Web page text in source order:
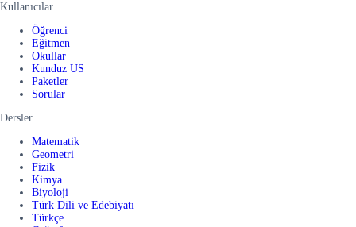
Kullanıcılar
Öğrenci
Eğitmen
Okullar
Kunduz US
Paketler
Sorular
Dersler
Matematik
Geometri
Fizik
Kimya
Biyoloji
Türk Dili ve Edebiyatı
Türkçe